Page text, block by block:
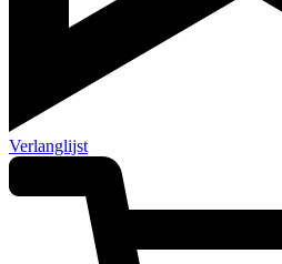
Verlanglijst